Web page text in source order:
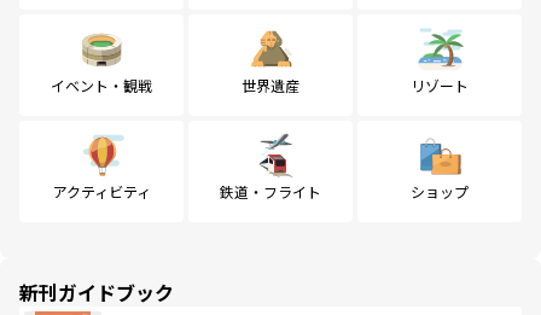
イベント・観戦 世界遺産 リゾート
アクティビティ 鉄道・フライト ショップ
新刊ガイドブック